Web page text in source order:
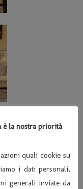
è la nostra priorità
quali cookie su
i dati personali,
generali inviate da